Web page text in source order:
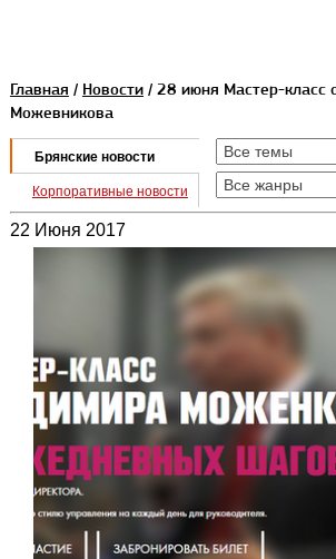
Главная / Новости/ 28 июня Мастер-класс
Можевникова
Брянские новости
Корпоративные новости
22 Июня 2017